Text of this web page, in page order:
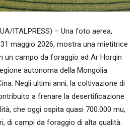
ITALPRESS) – Una foto aerea,
maggio 2026, mostra una mietitrice
un campo da foraggio ad Ar Horqin
autonoma della Mongolia
Negli ultimi anni, la coltivazione di
a frenare la desertificazione
che oggi ospita quasi 700.000 mu,
di campi da foraggio di alta qualità.